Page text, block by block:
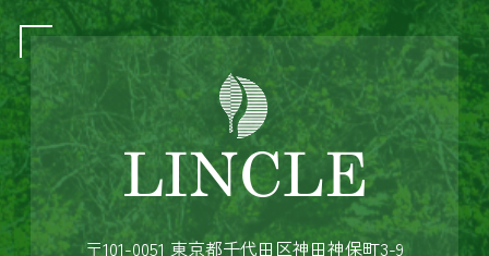
〒101-0051 東京都千代田区神田神保町3-9